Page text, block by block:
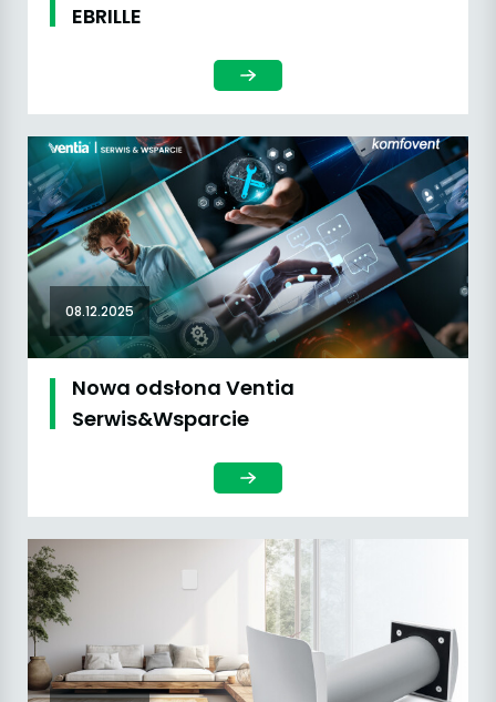
EBRILLE
08.12.2025
Nowa odsłona Ventia
Serwis&Wsparcie